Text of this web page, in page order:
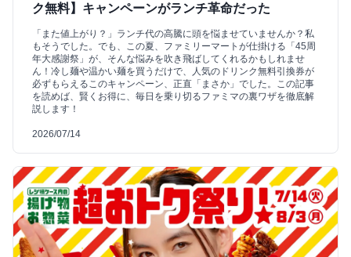
ク無料】キャンペーンがランチ革命だった
「また値上がり？」ランチ代の高騰に頭を悩ませていませんか？私
もそうでした。でも、この夏、ファミリーマートが仕掛ける「45周
年大感謝祭」が、そんな悩みを吹き飛ばしてくれるかもしれませ
ん！冷し麺や温かい麺を買うだけで、人気のドリンク無料引換券が
必ずもらえるこのキャンペーン、正直「まさか」でした。この記事
を読めば、賢くお得に、毎日を乗り切るファミマの裏ワザを徹底解
説します！
2026/07/14